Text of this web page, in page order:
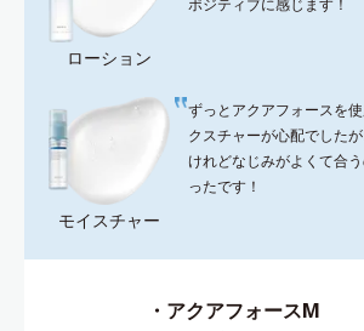
ローション
ポジティブに感じます！
モイスチャー
ずっとアクアフォースを
クスチャーが心配でした
けれどなじみがよくて合
ったです！
・アクアフォースM